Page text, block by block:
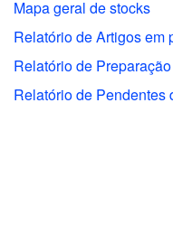
Mapa geral de stocks
Relatório de Artigos em
Relatório de
Relatório de Pendentes